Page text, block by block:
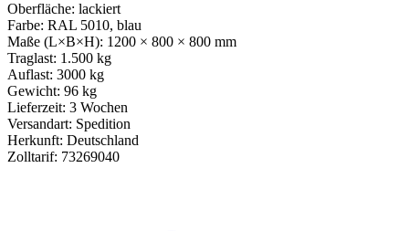
Oberfläche: lackiert
Farbe: RAL 5010, blau
Maße (L×B×H): 1200 × 800 × 800 mm
Traglast: 1.500 kg
Auflast: 3000 kg
Gewicht: 96 kg
Lieferzeit: 3 Wochen
Versandart: Spedition
Herkunft: Deutschland
Zolltarif: 73269040